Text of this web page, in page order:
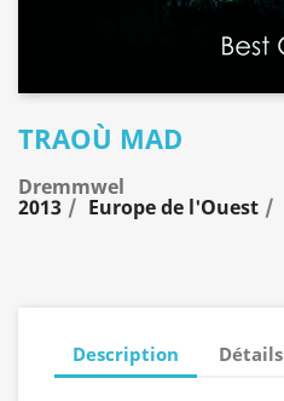
TRAOÙ MAD
Dremmwel
2013 Europe de l'Ouest
Description Détails